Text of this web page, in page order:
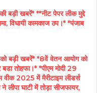
खबरें* **नीट पेपर लीक मुद्दे
विधायी कामकाज ठप।* *पंजाब
खबरें* *8वें वेतन आयोग को
तोहफा।* *पीएम मोदी 29
वीक 2025 में मैरीटाइम लीडर्स
लीपा घाटी में तोड़ा सीजफायर,